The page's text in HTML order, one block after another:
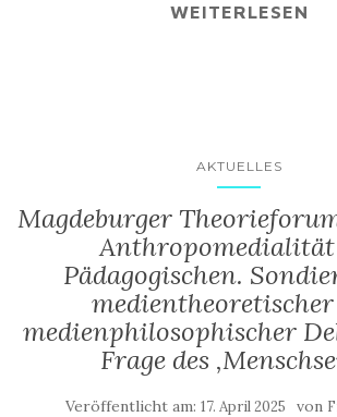
WEITERLESEN
AKTUELLES
Magdeburger
Anthropomedialität
Pädagogischen.
medienphilosophischer
Frage des
Veröffentlicht am: 17. April 2025 von